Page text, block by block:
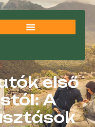
első
A